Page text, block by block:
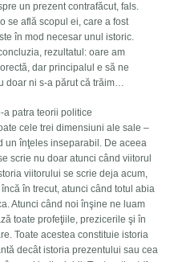
un prezent contrafăcut, fals.
se află scopul ei, care a fost
în mod necesar unul istoric.
rezultatul: oare am
dar principalul e să ne
doar ni s-a părut că trăim…
patra teorii politice
cele trei dimensiuni ale sale –
un înţeles inseparabil. De aceea
scrie nu doar atunci când viitorul
viitorului se scrie deja acum,
în trecut, atunci când totul abia
Atunci când noi înşine ne luam
toate profeţiile, prezicerile şi în
Toate acestea constituie istoria
decât istoria prezentului sau cea